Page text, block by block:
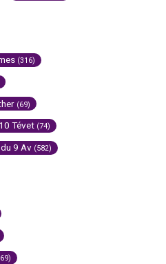
(316)
(69)
Tévet (74)
9 Av (582)